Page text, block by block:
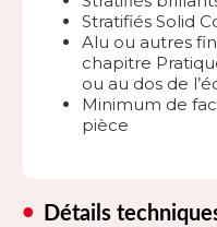
Stratifiés Solid
Alu ou autres
chapitre
ou au dos de
Minimum de
pièce
Détails